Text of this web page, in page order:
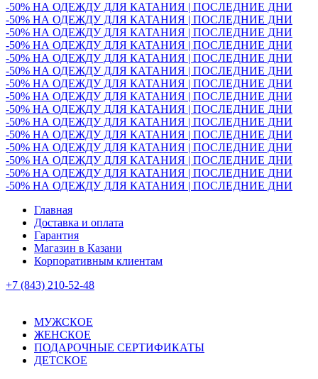
-50% НА ОДЕЖДУ ДЛЯ КАТАНИЯ | ПОСЛЕДНИЕ ДНИ
-50% НА ОДЕЖДУ ДЛЯ КАТАНИЯ | ПОСЛЕДНИЕ ДНИ
-50% НА ОДЕЖДУ ДЛЯ КАТАНИЯ | ПОСЛЕДНИЕ ДНИ
-50% НА ОДЕЖДУ ДЛЯ КАТАНИЯ | ПОСЛЕДНИЕ ДНИ
-50% НА ОДЕЖДУ ДЛЯ КАТАНИЯ | ПОСЛЕДНИЕ ДНИ
-50% НА ОДЕЖДУ ДЛЯ КАТАНИЯ | ПОСЛЕДНИЕ ДНИ
-50% НА ОДЕЖДУ ДЛЯ КАТАНИЯ | ПОСЛЕДНИЕ ДНИ
-50% НА ОДЕЖДУ ДЛЯ КАТАНИЯ | ПОСЛЕДНИЕ ДНИ
-50% НА ОДЕЖДУ ДЛЯ КАТАНИЯ | ПОСЛЕДНИЕ ДНИ
-50% НА ОДЕЖДУ ДЛЯ КАТАНИЯ | ПОСЛЕДНИЕ ДНИ
-50% НА ОДЕЖДУ ДЛЯ КАТАНИЯ | ПОСЛЕДНИЕ ДНИ
-50% НА ОДЕЖДУ ДЛЯ КАТАНИЯ | ПОСЛЕДНИЕ ДНИ
-50% НА ОДЕЖДУ ДЛЯ КАТАНИЯ | ПОСЛЕДНИЕ ДНИ
-50% НА ОДЕЖДУ ДЛЯ КАТАНИЯ | ПОСЛЕДНИЕ ДНИ
-50% НА ОДЕЖДУ ДЛЯ КАТАНИЯ | ПОСЛЕДНИЕ ДНИ
Главная
Доставка и оплата
Гарантия
Магазин в Казани
Корпоративным клиентам
+7 (843) 210-52-48
МУЖСКОЕ
ЖЕНСКОЕ
ПОДАРОЧНЫЕ СЕРТИФИКАТЫ
ДЕТСКОЕ